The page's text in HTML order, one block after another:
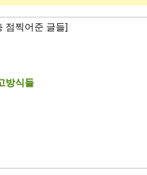
점찍어준 글들]
방식들